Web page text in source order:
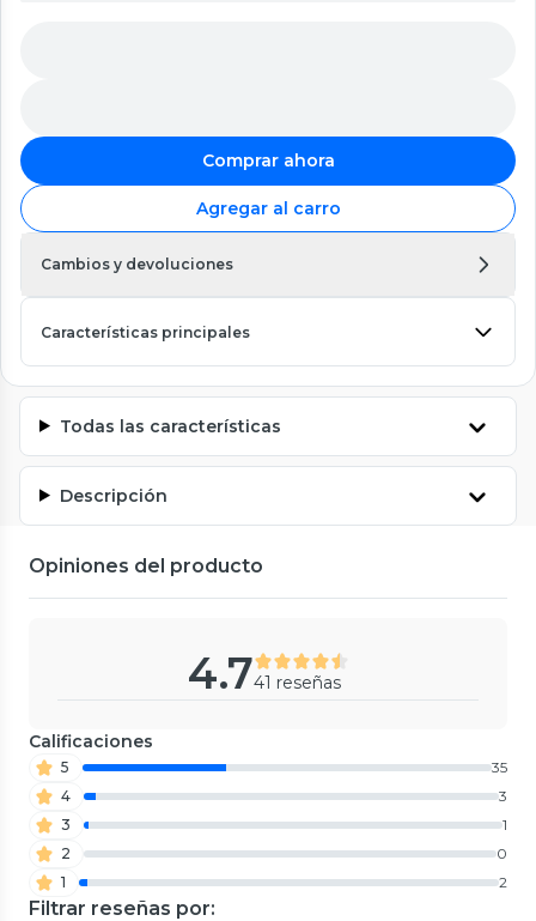
Comprar ahora
Agregar al carro
Cambios y devoluciones
Características principales
Todas las características
Descripción
Opiniones del producto
4.741 reseñas
Calificaciones
5
35
4
3
3
1
2
0
1
2
Filtrar reseñas por: